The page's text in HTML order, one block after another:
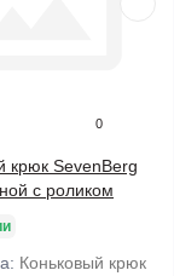
0
крюк SevenBerg
с роликом
Коньковый крюк